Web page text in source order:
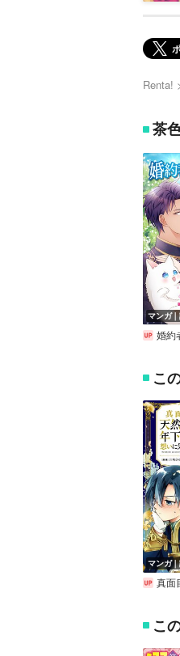
Renta!
茶
マンガ
婚約者に浮気された令
こ
マンガ
真面目系天
こ